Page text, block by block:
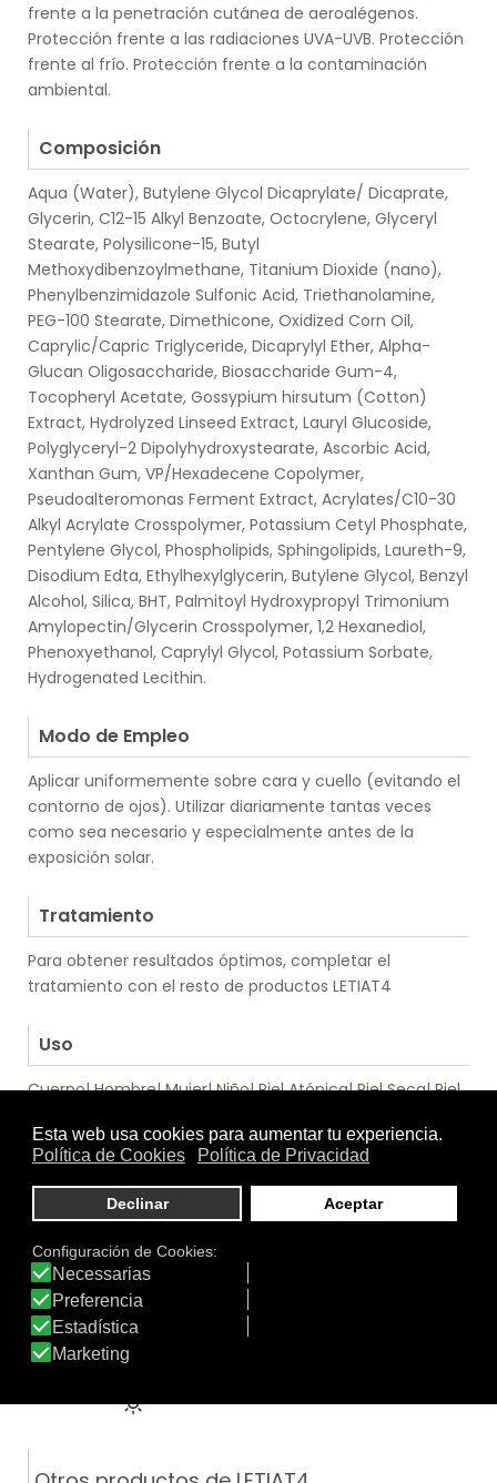
frente a la penetración cutánea de aeroalégenos.
Protección frente a las radiaciones UVA-UVB. Protección
frente al frío. Protección frente a la contaminación
ambiental.
Composición
Aqua (Water), Butylene Glycol Dicaprylate/ Dicaprate,
Glycerin, C12-15 Alkyl Benzoate, Octocrylene, Glyceryl
Stearate, Polysilicone-15, Butyl
Methoxydibenzoylmethane, Titanium Dioxide (nano),
Phenylbenzimidazole Sulfonic Acid, Triethanolamine,
PEG-100 Stearate, Dimethicone, Oxidized Corn Oil,
Caprylic/Capric Triglyceride, Dicaprylyl Ether, Alpha-
Glucan Oligosaccharide, Biosaccharide Gum-4,
Tocopheryl Acetate, Gossypium hirsutum (Cotton)
Extract, Hydrolyzed Linseed Extract, Lauryl Glucoside,
Polyglyceryl-2 Dipolyhydroxystearate, Ascorbic Acid,
Xanthan Gum, VP/Hexadecene Copolymer,
Pseudoalteromonas Ferment Extract, Acrylates/C10-30
Alkyl Acrylate Crosspolymer, Potassium Cetyl Phosphate,
Pentylene Glycol, Phospholipids, Sphingolipids, Laureth-9,
Disodium Edta, Ethylhexylglycerin, Butylene Glycol, Benzyl
Alcohol, Silica, BHT, Palmitoyl Hydroxypropyl Trimonium
Amylopectin/Glycerin Crosspolymer, 1,2 Hexanediol,
Phenoxyethanol, Caprylyl Glycol, Potassium Sorbate,
Hydrogenated Lecithin.
Modo de Empleo
Aplicar uniformemente sobre cara y cuello (evitando el
contorno de ojos). Utilizar diariamente tantas veces
como sea necesario y especialmente antes de la
exposición solar.
Tratamiento
Para obtener resultados óptimos, completar el
tratamiento con el resto de productos LETIAT4
Uso
Cuerpo|Hombre|Mujer|Niño|Piel Atópica|Piel Seca|Piel
Calmante|Emoliente|Hidratante|Pieles atópicas|
Protección Solar SPF 20-25
Tratamiento específico
Textura
Tratamiento
de: